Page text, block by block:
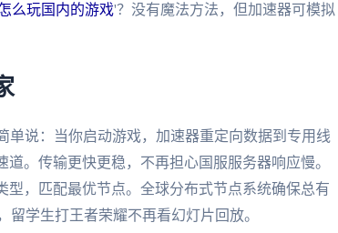
么玩国内的游戏'？没有魔法方法，但加速器可模拟
说：当你启动游戏，加速器重定向数据到专用线
。传输更快更稳，不再担心国服服务器响应慢。
，匹配最优节点。全球分布式节点系统确保总有
留学生打王者荣耀不再看幻灯片回放。